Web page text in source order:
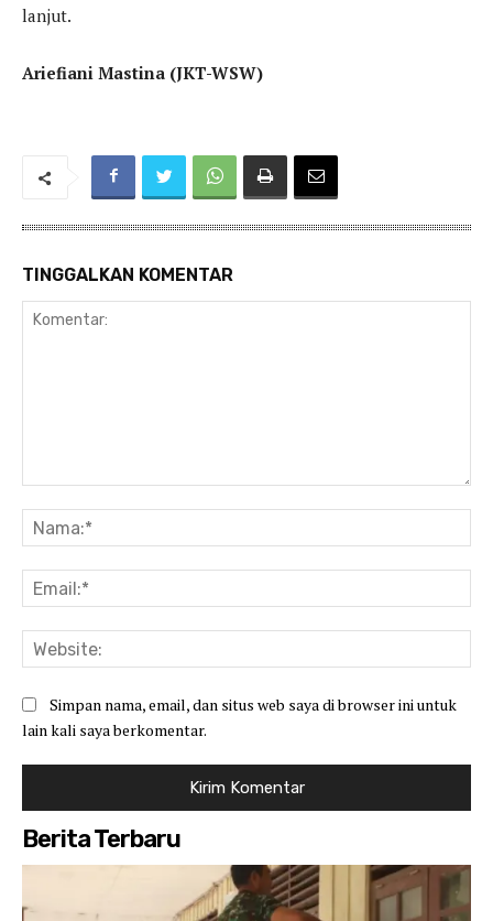
lanjut.
Ariefiani Mastina (JKT-WSW)
TINGGALKAN KOMENTAR
Simpan nama, email, dan situs web saya di browser ini untuk
lain kali saya berkomentar.
Berita Terbaru